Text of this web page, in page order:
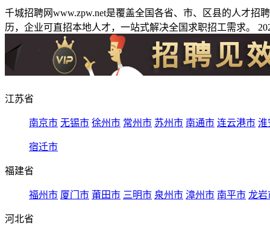
千城招聘网www.zpw.net是覆盖全国各省、市、区县的人才
历，企业可直招本地人才，一站式解决全国求职招工需求。
江苏省
南京市 无锡市 徐州市 常州市 苏州市 南通市 连云港市 淮
宿迁市
福建省
福州市 厦门市 莆田市 三明市 泉州市 漳州市 南平市 龙岩
河北省